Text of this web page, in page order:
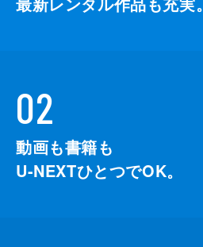
02
動画も書籍も
U-NEXTひとつでOK。